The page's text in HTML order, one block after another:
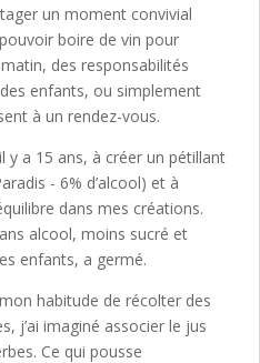
un moment convivial
boire de vin pour
des responsabilités
enfants, ou simplement
à un rendez-vous.
y a 15 ans, à créer un pétillant
- 6% d’alcool) et à
dans mes créations.
alcool, moins sucré et
enfants, a germé.
habitude de récolter des
j’ai imaginé associer le jus
Ce qui pousse